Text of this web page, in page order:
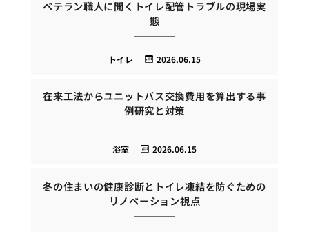
ベテラン職人に聞くトイレ配管トラブルの現場実
態
2026.06.15
トイレ
在来工法からユニットバス交換費用を算出する事
例研究と対策
2026.06.15
浴室
冬の住まいの健康診断とトイレ凍結を防ぐための
リノベーション視点